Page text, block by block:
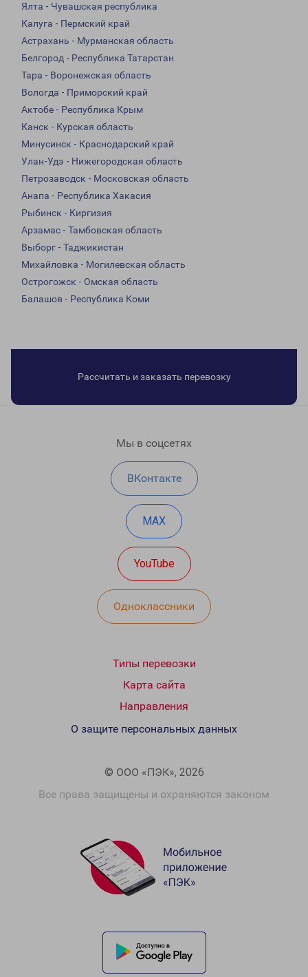
Ялта - Чувашская республика
Калуга - Пермский край
Астрахань - Мурманская область
Белгород - Республика Татарстан
Тара - Воронежская область
Вологда - Приморский край
Актобе - Республика Крым
Канск - Курская область
Минусинск - Краснодарский край
Улан-Удэ - Нижегородская область
Петрозаводск - Московская область
Анапа - Республика Хакасия
Рыбинск - Киргизия
Арзамас - Тамбовская область
Выборг - Таджикистан
Михайловка - Могилевская область
Острогожск - Омская область
Балашов - Республика Коми
Рассчитать и заказать перевозку
Мы в соцсетях
ВКонтакте
MAX
YouTube
Одноклассники
Типы перевозки
Карта сайта
Направления
© ООО «ПЭК», 2026
Все права защищены и охраняются законом
О защите персональных данных